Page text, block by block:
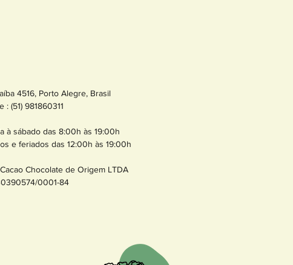
4516, Porto Alegre, Brasil
: (51) 981860311
à sábado das 8:00h às 19:00h
e feriados das 12:00h às 19:00h
Chocolate de Origem LTDA
0001-84